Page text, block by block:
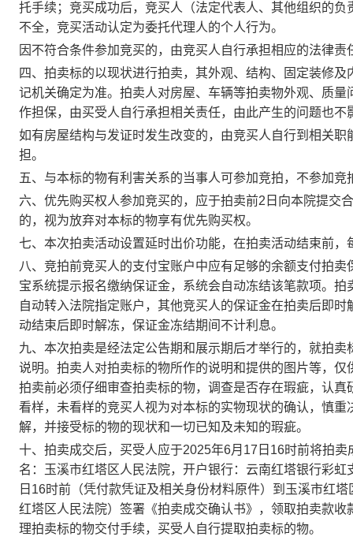
托手续；竞买成功后，竞买人（法定代表人、其他组织的
不全，竞买活动认定为委托代理人的个人行为。
因不符合条件参加竞买的，由竞买人自行承担相应的法律责
四、拍卖标的以现状进行拍卖，其外观、结构、固定装修
记机关确定为准。拍卖人对房屋、 车辆等拍卖物外观、质量
作担保，由买受人自行承担相关责任，由此产生的问题也不
如有房屋结构与发证时发生改变的，由竞买人自行到相关
担。
五、与本标的物有利害关系的当事人可参加竞拍，不参加
六、优先购买权人参加竞买的，应于拍卖前2 日向本院提交
的，视为放弃对本标的物享有优先购买权。
七、本次拍卖活动设置延时出价功能，在拍卖活动结束前，
八、竞拍前竞买人的支付宝账户中应有足够的余额支付拍
宝系统提示报名缴纳保证金，系统会自动冻结该笔款项。
自动转入法院指定账户，其他竞买人的保证金在拍卖后即
动结束后即时解冻，保证金冻结期间不计利息。
九、本次拍卖是经法定公告期和展示期后才举行的，就拍
说明。拍卖人对拍卖标的物所作的说明和提供的图片等，
拍卖前必须仔细审查拍卖标的物，调查是否存在瑕疵，认
看样，未看样的竞买人视为对本标的实物现状的确认，慎
解，并接受标的物的现状和一切已知及未知的瑕疵。
十、拍卖成交后，买受人应于2025年6月 17 日 16时前将拍卖
名：玉溪市红塔区人民法院，开户银行：云南红塔银行彩虹
日 16时前 （凭付款凭证及相关身份材料原件）到玉溪市红
红塔区人民法院）签署《拍卖成交确认书》，领取拍卖款收
理拍卖标的物交付手续，买受人自行提取拍卖标的物。